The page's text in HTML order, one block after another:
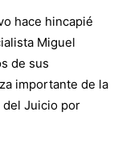
hace hincapié
Miguel
de sus
importante de la
Juicio por